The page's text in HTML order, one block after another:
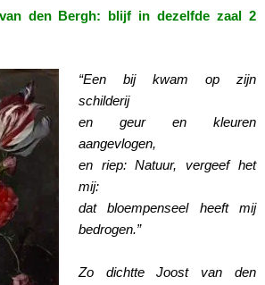
den Bergh: blijf in dezelfde zaal 2
“Een bij kwam op zijn
schilderij
en geur en kleuren
aangevlogen,
en riep: Natuur, vergeef het
mij:
dat bloempenseel heeft mij
bedrogen.”
Zo dichtte Joost van den